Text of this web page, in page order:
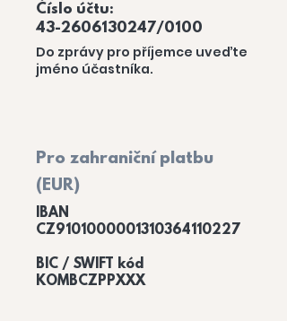
Číslo účtu:
43-2606130247/0100
Do zprávy pro příjemce uveďte
jméno účastníka.
Pro zahraniční platbu
(EUR)
IBAN
CZ9101000001310364110227
BIC / SWIFT kód
KOMBCZPPXXX